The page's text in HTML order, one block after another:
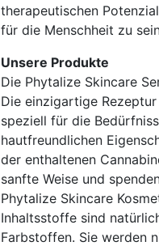
therapeutischen
für die Menschheit zu
Unsere Produkte
Die Phytalize Skincare
Die einzigartige
speziell für die
hautfreundlichen
der enthaltenen
sanfte Weise und
Phytalize Skincare
Inhaltsstoffe sind
Farbstoffen. Sie werden